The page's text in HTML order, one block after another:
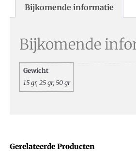
Gerelateerde Producten
Bijkomende informatie
Bijkomende
Gewicht
15 gr, 25 gr, 50 gr